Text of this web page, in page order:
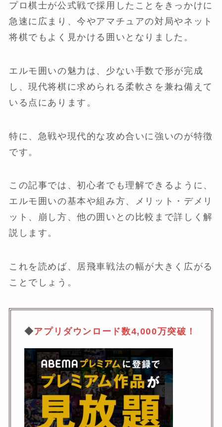
プロ棋士が公式戦で採用したことをきっかけに
急速に広まり、今やアマチュアの対局やネット
将棋でもよく見かける囲いとなりました。
エルモ囲いの魅力は、少ない手数で形が完成
し、現代将棋に求められる柔軟さを兼ね備えて
いる点にあります。
特に、急戦や現代的な攻め合いに強いのが特徴
です。
この記事では、初心者でも理解できるように、
エルモ囲いの基本や組み方、メリット・デメリ
ット、崩し方、他の囲いとの比較まで詳しく解
説します。
これを読めば、居飛車戦法の幅が大きく広がる
ことでしょう。
◆アプリダウンロード数4,000万突破！